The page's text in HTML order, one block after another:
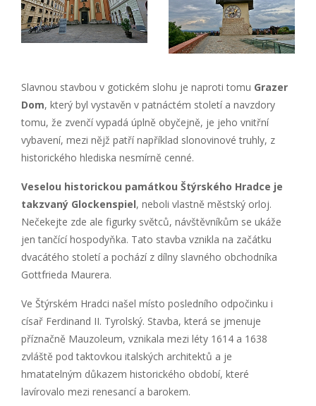
Slavnou stavbou v gotickém slohu je naproti tomu Grazer
Dom, který byl vystavěn v patnáctém století a navzdory
tomu, že zvenčí vypadá úplně obyčejně, je jeho vnitřní
vybavení, mezi nějž patří například slonovinové truhly, z
historického hlediska nesmírně cenné.
Veselou historickou památkou Štýrského Hradce je
takzvaný Glockenspiel, neboli vlastně městský orloj.
Nečekejte zde ale figurky světců, návštěvníkům se ukáže
jen tančící hospodyňka. Tato stavba vznikla na začátku
dvacátého století a pochází z dílny slavného obchodníka
Gottfrieda Maurera.
Ve Štýrském Hradci našel místo posledního odpočinku i
císař Ferdinand II. Tyrolský. Stavba, která se jmenuje
příznačně Mauzoleum, vznikala mezi léty 1614 a 1638
zvláště pod taktovkou italských architektů a je
hmatatelným důkazem historického období, které
lavírovalo mezi renesancí a barokem.